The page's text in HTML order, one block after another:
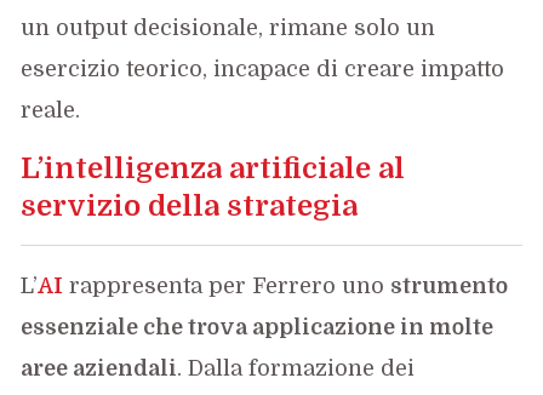
un output decisionale, rimane solo un
esercizio teorico, incapace di creare impatto
reale.
L’intelligenza artificiale al
servizio della strategia
L’AI rappresenta per Ferrero uno strumento
essenziale che trova applicazione in molte
aree aziendali. Dalla formazione dei